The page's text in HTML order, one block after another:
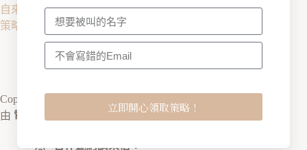
立即開心領取策略！
自來客行銷：做對1件事，讓客戶自動找上門！集客行銷
策略
2021-09-05
Copyright © 2026 安娜又怎樣 保留一切權利。｜本網站
由 電商修煉 快找整合顧問 建置維護。
合作邀約請來信：